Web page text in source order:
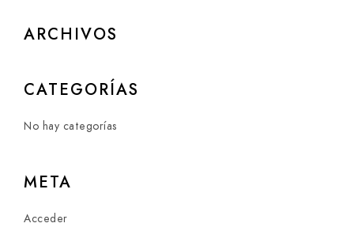
ARCHIVOS
CATEGORÍAS
No hay categorías
META
Acceder